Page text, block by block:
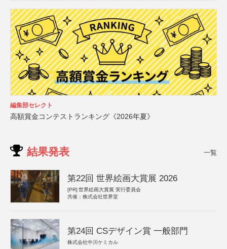
編集部セレクト
高額賞金コンテストランキング《2026年夏》
結果発表 一覧
第22回 世界絵画大賞展 2026
[PR] 世界絵画大賞展 実行委員会
共催：株式会社世界堂
第24回 CSデザイン賞 一般部門
株式会社中川ケミカル